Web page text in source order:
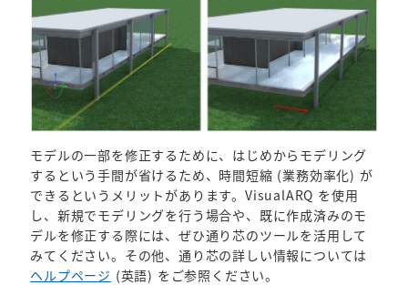
モデルの一部を修正するために、はじめからモデリング
するという手間が省けるため、時間短縮 (業務効率化) が
できるというメリットがあります。VisualARQ を使用
し、新規でモデリングを行う場合や、既に作成済みのモ
デルを修正する際には、ぜひ通り芯のツールを活用して
みてください。その他、通り芯の詳しい情報については
ヘルプページ (英語) をご参照ください。